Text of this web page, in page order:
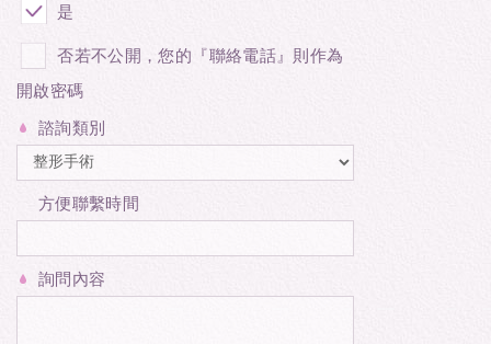
是
否若不公開，您的『聯絡電話』則作為
開啟密碼
諮詢類別
方便聯繫時間
詢問內容